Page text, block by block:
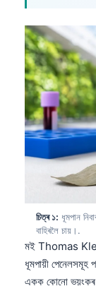
চিত্ৰ ১: ধূমপান
বাহিৰলৈ চায়।.
মই Thomas
ধূমপায়ী পেনেলসমূহ
একক কোনো ভয়ংকৰ